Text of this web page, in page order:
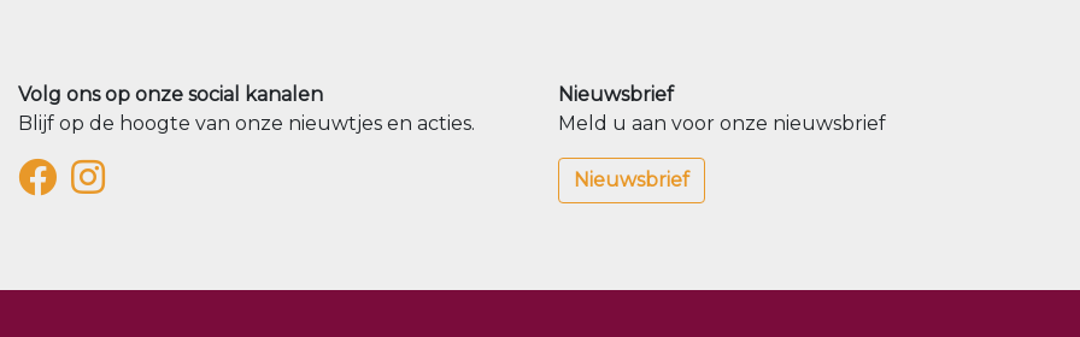
Volg ons op onze social kanalen
Blijf op de hoogte van onze nieuwtjes en acties.
Nieuwsbrief
Meld u aan voor onze nieuwsbrief
Nieuwsbrief